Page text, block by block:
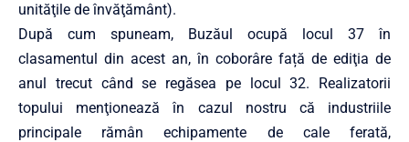
unităţile de învăţământ).
După cum spuneam, Buzăul ocupă locul 37 în
clasamentul din acest an, în coborâre față de ediţia de
anul trecut când se regăsea pe locul 32. Realizatorii
topului menţionează în cazul nostru că industriile
principale rămân echipamente de cale ferată,